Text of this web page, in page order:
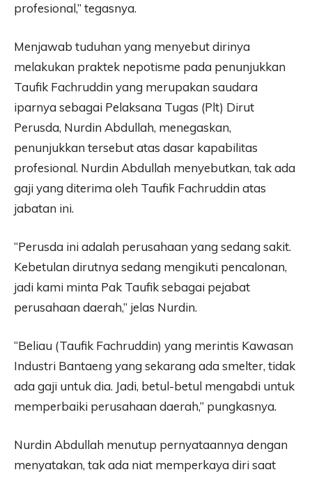
profesional,” tegasnya.
Menjawab tuduhan yang menyebut dirinya
melakukan praktek nepotisme pada penunjukkan
Taufik Fachruddin yang merupakan saudara
iparnya sebagai Pelaksana Tugas (Plt) Dirut
Perusda, Nurdin Abdullah, menegaskan,
penunjukkan tersebut atas dasar kapabilitas
profesional. Nurdin Abdullah menyebutkan, tak ada
gaji yang diterima oleh Taufik Fachruddin atas
jabatan ini.
“Perusda ini adalah perusahaan yang sedang sakit.
Kebetulan dirutnya sedang mengikuti pencalonan,
jadi kami minta Pak Taufik sebagai pejabat
perusahaan daerah,” jelas Nurdin.
“Beliau (Taufik Fachruddin) yang merintis Kawasan
Industri Bantaeng yang sekarang ada smelter, tidak
ada gaji untuk dia. Jadi, betul-betul mengabdi untuk
memperbaiki perusahaan daerah,” pungkasnya.
Nurdin Abdullah menutup pernyataannya dengan
menyatakan, tak ada niat memperkaya diri saat